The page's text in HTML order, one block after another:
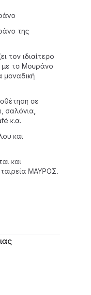
της
τον ιδιαίτερο
με το Μουράνο
μοναδική
σε
σαλόνια,
é κ.α.
και
και
ΜΑΥΡΟΣ.